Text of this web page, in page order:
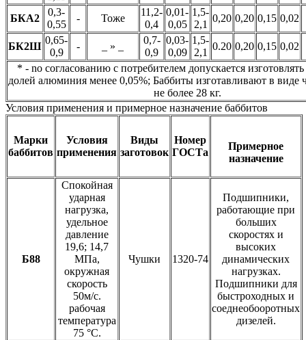
БКА2
0,3-
0,55
- Тоже
11,2-
0,4
0,01-
0,05
1,5-
2,1
0,20 0,20 0,15 0,02
БК2Ш
0,65-
0,9
- _ » _
0,7-
0,9
0,03-
0,09
1,5-
2,1
0.20 0,20 0,15 0,02
* - no согласованию с потребителем допускается
долей алюминия менее 0,05%; Баббиты изготавливают в виде
не более 28 кг.
Условия применения и примерное назначение баббитов
Марки
баббитов
Условия
применения
Виды
заготовок
Номер
ГОСТа
Примерное
назначение
Б88
Спокойная
ударная
нагрузка,
удельное
давление
19,6; 14,7
МПа,
окружная
скорость
50м/с.
рабочая
температура
75 °С.
Чушки 1320-74
Подшипники,
работающие при
больших
скоростях и
высоких
динамических
нагрузках.
Подшипники для
быстроходных и
соеднеобооротных
дизелей.